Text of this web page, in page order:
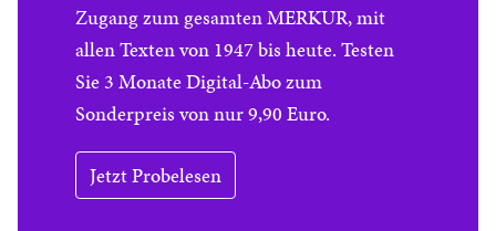
Zugang zum gesamten MERKUR, mit
allen Texten von 1947 bis heute. Testen
Sie 3 Monate Digital-Abo zum
Sonderpreis von nur 9,90 Euro.
Jetzt Probelesen